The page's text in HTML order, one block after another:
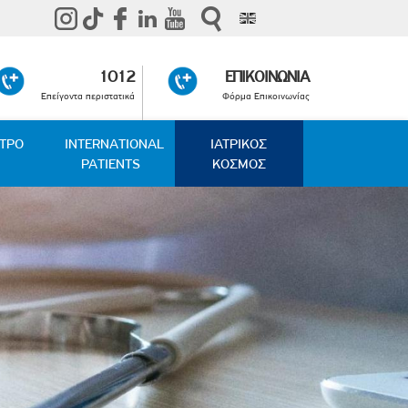
1012
Επείγοντα περιστατικά
ΕΠΙΚΟΙΝΩΝΙΑ
Φόρμα Επικοινωνίας
INTERNATIONAL
PATIENTS
ΙΑΤΡΙΚΟΣ
ΚΟΣΜΟΣ